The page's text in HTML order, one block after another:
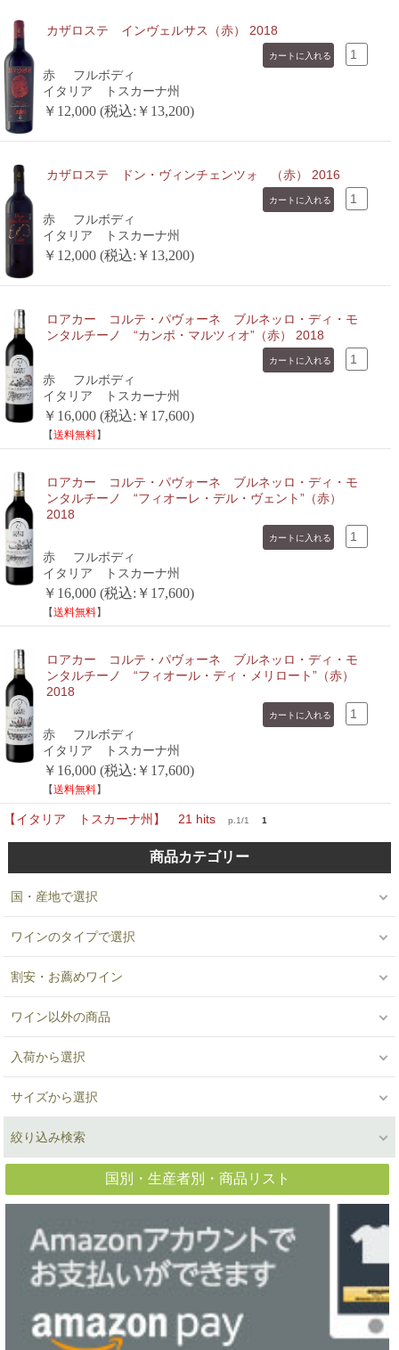
カザロステ インヴェルサス（赤） 2018
赤
フルボディ
イタリア トスカーナ州
￥12,000 (税込:￥13,200)
カザロステ ドン・ヴィンチェンツォ （赤） 2016
赤
フルボディ
イタリア トスカーナ州
￥12,000 (税込:￥13,200)
ロアカー コルテ・パヴォーネ ブルネッロ・ディ・モ
ンタルチーノ “カンポ・マルツィオ”（赤） 2018
赤
フルボディ
イタリア トスカーナ州
￥16,000 (税込:￥17,600)
【送料無料】
ロアカー コルテ・パヴォーネ ブルネッロ・ディ・モ
ンタルチーノ “フィオーレ・デル・ヴェント”（赤）
2018
赤
フルボディ
イタリア トスカーナ州
￥16,000 (税込:￥17,600)
【送料無料】
ロアカー コルテ・パヴォーネ ブルネッロ・ディ・モ
ンタルチーノ “フィオール・ディ・メリロート”（赤）
2018
赤
フルボディ
イタリア トスカーナ州
￥16,000 (税込:￥17,600)
【送料無料】
【イタリア トスカーナ州】 21 hitsp.1/1 1
商品カテゴリー
国・産地で選択
ワインのタイプで選択
割安・お薦めワイン
ワイン以外の商品
入荷から選択
サイズから選択
絞り込み検索
国別・生産者別・商品リスト